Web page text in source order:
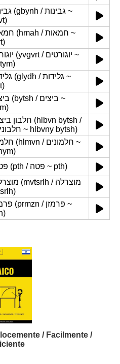
חלבוני ביצה ~ hlbvny bytsh)
(F) פטה (pth / פטה ~ pth)
/ Facilmente /